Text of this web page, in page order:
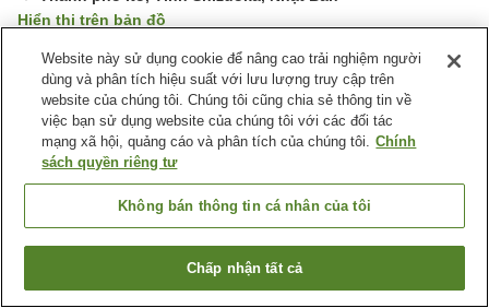
Hiển thị trên bản đồ
Xuất sắc Đánh giá:13 lượt
Tiện nghi chỗ nghỉ
Bãi đỗ xe
Spa / Salon
Phòng ăn riêng
Trang chủ Nhật Bản Tỉnh Shizuoka
Thành phố Ito
Tìm phòng trống
Website này sử dụng cookie để nâng cao trải nghiệm người
dùng và phân tích hiệu suất với lưu lượng truy cập trên
website của chúng tôi. Chúng tôi cũng chia sẻ thông tin về
việc bạn sử dụng website của chúng tôi với các đối tác
mạng xã hội, quảng cáo và phân tích của chúng tôi. Chính
sách quyền riêng tư
Không bán thông tin cá nhân của tôi
Chấp nhận tất cả